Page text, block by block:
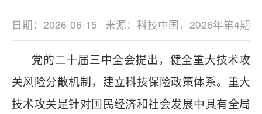
日期：2026-06-15 来源：科技中国，2026年第4期
党的二十届三中全会提出，健全重大技术攻
关风险分散机制，建立科技保险政策体系。重大
技术攻关是针对国民经济和社会发展中具有全局